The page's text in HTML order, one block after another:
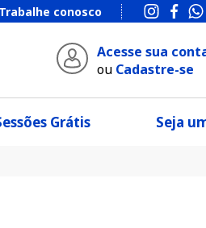
Trabalhe conosco
Acesse sua
ou Cadastre-se
Grátis Seja